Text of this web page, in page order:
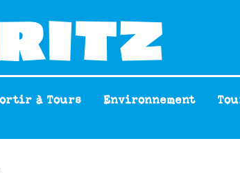
à Tours Environnement